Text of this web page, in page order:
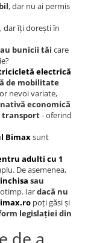
, dar nu ai permis
, dar îți dorești în
bunicii tăi care
electrică
de mobilitate
nevoi variate,
economică
transport- oferind
Bimaxsunt
adulti cu 1
De asemenea,
sau
Iardacă nu
poți găsi și
legislației din